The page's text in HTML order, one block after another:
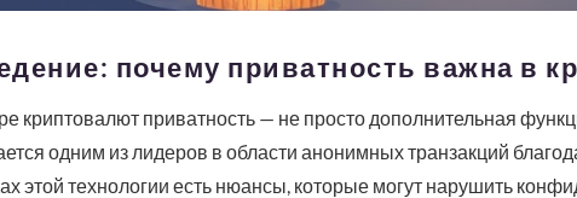
почему приватность важна в
криптовалют приватность — не просто дополнительная
одним из лидеров в области анонимных транзакций
этой технологии есть нюансы, которые могут нарушить